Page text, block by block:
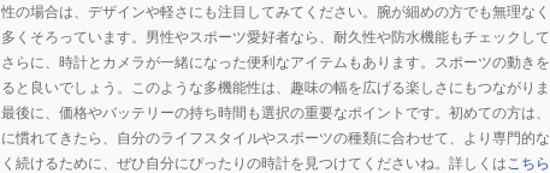
性の場合は、デザインや軽さにも注目してみてください。腕が細めの方でも無理
多くそろっています。男性やスポーツ愛好者なら、耐久性や防水機能もチェックし
さらに、時計とカメラが一緒になった便利なアイテムもあります。スポーツの動き
ると良いでしょう。このような多機能性は、趣味の幅を広げる楽しさにもつながりま
最後に、価格やバッテリーの持ち時間も選択の重要なポイントです。初めての方
に慣れてきたら、自分のライフスタイルやスポーツの種類に合わせて、より専門
く続けるために、ぜひ自分にぴったりの時計を見つけてくださいね。詳しくは こちら